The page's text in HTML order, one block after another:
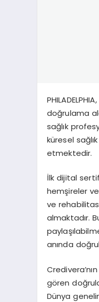
PHILADELPHIA,
doğrulama
sağlık
küresel sağlı
etmektedir.
İlk dijital
hemşireler
ve
almaktadır.
paylaşı
anında doğ
Credivera’nı
gören doğ
Dünya